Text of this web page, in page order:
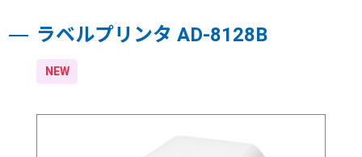
ラベルプリンタ AD-8128B
NEW